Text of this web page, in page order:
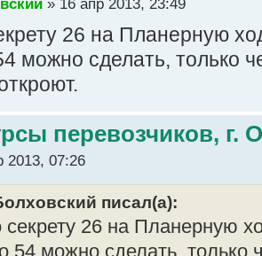
» 16 апр 2013, 23:49
26 на Планерную
можно сделать, только
перевозчиков, г.
2013, 07:26
писал(а):
26 на Планерную
54 можно сделать, только